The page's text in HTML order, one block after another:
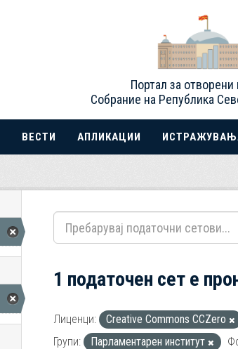
Портал за отворени
Собрание на Република
ВЕСТИ АПЛИКАЦИИ
1 податочен сет е
Лиценци: Creative Commons CCZero
Групи:
Парламентарен институт